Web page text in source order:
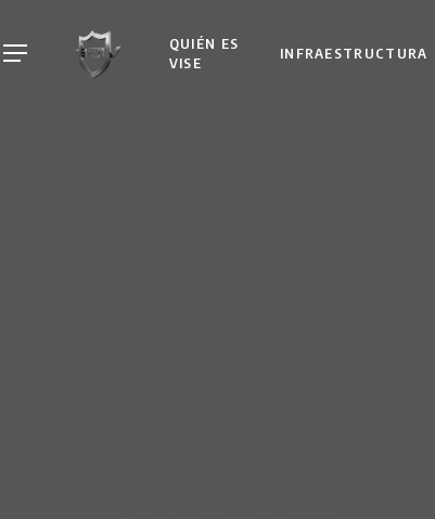
to
Menu
QUIÉN ES
VISE
INFRAESTRUCTURA